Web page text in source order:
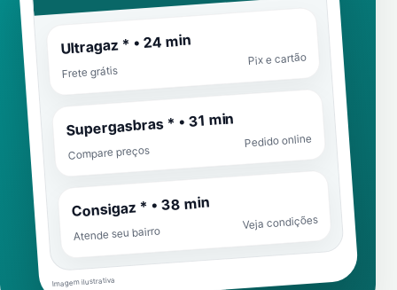
Ultragaz * • 24 min
Frete grátis
Pix e cartão
Supergasbras * • 31 min
Compare preços
Pedido online
Consigaz * • 38 min
Atende seu bairro
Veja condições
Imagem ilustrativa